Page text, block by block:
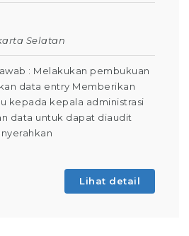
Selatan
: Melakukan pembukuan
data entry Memberikan
kepada kepala administrasi
data untuk dapat diaudit
Lihat detail